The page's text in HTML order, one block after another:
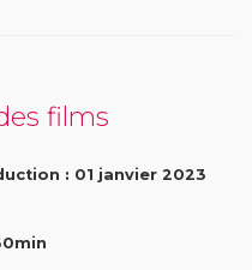
films
: 01 janvier 2023